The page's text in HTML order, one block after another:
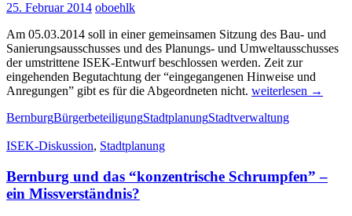
25. Februar 2014 oboehlk
Am 05.03.2014 soll in einer gemeinsamen Sitzung des Bau- und
Sanierungsausschusses und des Planungs- und Umweltausschusses
der umstrittene ISEK-Entwurf beschlossen werden. Zeit zur
eingehenden Begutachtung der “eingegangenen Hinweise und
Anregungen” gibt es für die Abgeordneten nicht. Ausschüsse
umstrittenes
05.03.2014
beschließen
weiterlesen →
BernburgBürgerbeteiligungStadtplanungStadtverwaltung
ISEK-Diskussion, Stadtplanung
Bernburg und das “konzentrische Schrumpfen” –
ein Missverständnis?